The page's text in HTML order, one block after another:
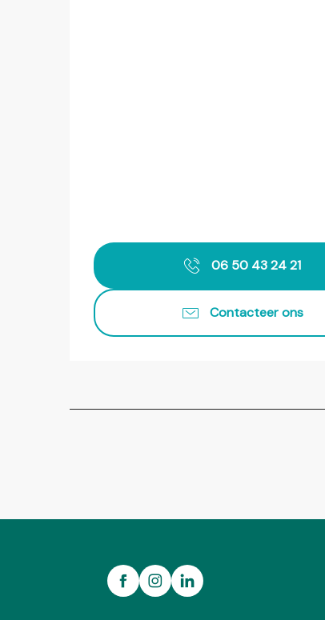
06 50 43 24 21
Contacteer ons